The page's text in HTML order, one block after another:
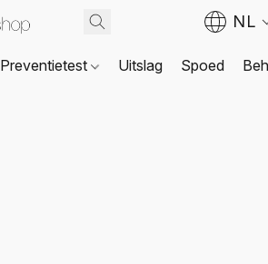
NL
Preventietest Uitslag Spoed